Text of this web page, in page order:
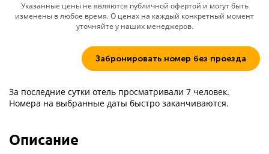
Указанные цены не являются публичной офертой и могут быть
изменены в любое время. О ценах на каждый конкретный момент
уточняйте у наших менеджеров.
Забронировать номер без проезда
За последние сутки отель просматривали 7 человек.
Номера на выбранные даты быстро заканчиваются.
Описание